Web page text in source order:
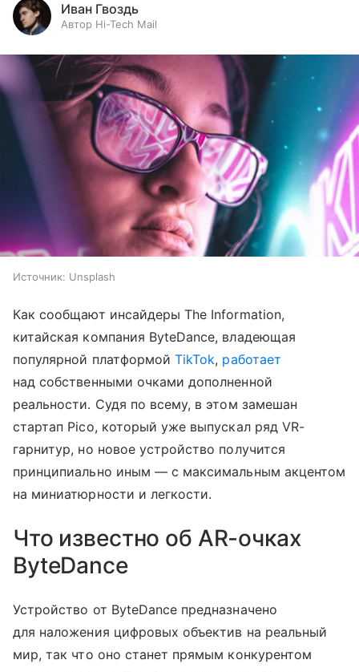
Иван Гвоздь
Автор Hi-Tech Mail
Источник: Unsplash
Как сообщают инсайдеры The Information,
китайская компания ByteDance, владеющая
популярной платформойTikTok, работает
над собственными очками дополненной
реальности. Судя по всему, в этом замешан
стартап Pico, который уже выпускал ряд VR-
гарнитур, но новое устройство получится
принципиально иным — с максимальным акцентом
на миниатюрности и легкости.
Что известно об AR-очках
ByteDance
Устройство от ByteDance предназначено
для наложения цифровых объектив на реальный
мир, так что оно станет прямым конкурентом